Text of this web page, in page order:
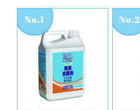
No.1 No.2